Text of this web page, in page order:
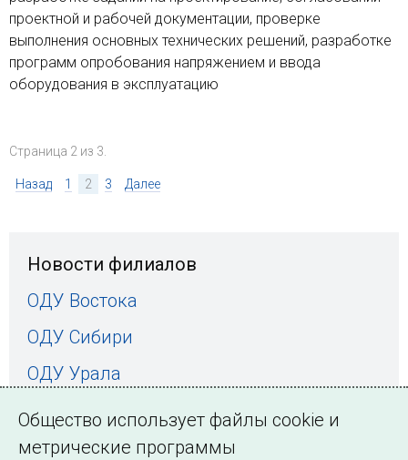
проектной и рабочей документации, проверке
выполнения основных технических решений, разработке
программ опробования напряжением и ввода
оборудования в эксплуатацию
Страница 2 из 3.
Назад 1 2 3 Далее
Новости филиалов
ОДУ Востока
ОДУ Сибири
ОДУ Урала
ОДУ Средней Волги
ОДУ Центра
Общество использует файлы cookie и
метрические программы